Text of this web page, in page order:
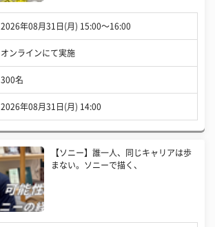
2026年08月31日(月) 15:00〜16:00
オンラインにて実施
300名
2026年08月31日(月) 14:00
【ソニー】誰一人、同じキャリアは歩
まない。ソニーで描く、